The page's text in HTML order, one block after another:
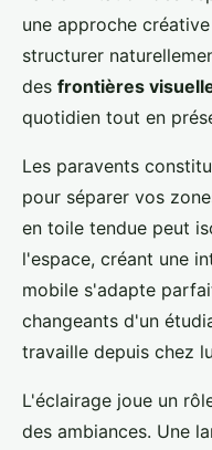
une approche
structurer
des frontières
quotidien tout en
Les paravents
pour séparer vos
en toile tendue peut
l'espace, créant une
mobile s'adapte
changeants d'un
travaille depuis chez
L'éclairage joue un
des ambiances. Une